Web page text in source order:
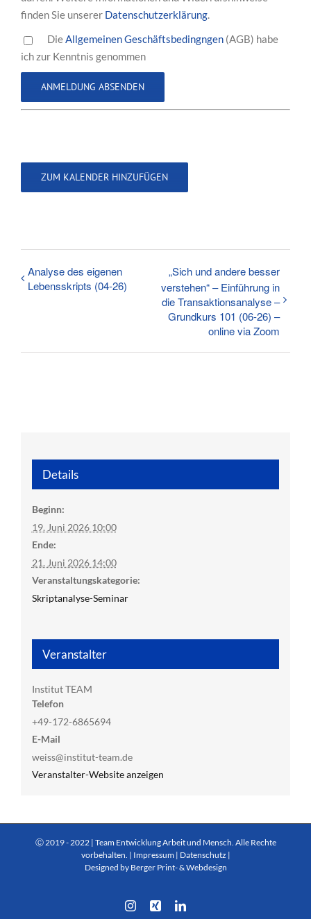
finden Sie unserer Datenschutzerklärung.
DieAllgemeinen Geschäftsbedingngen (AGB) habe
ich zur Kenntnis genommen
ZUM KALENDER HINZUFÜGEN
Analyse des eigenen
Lebensskripts (04-26)
„Sich und andere besser
verstehen“ – Einführung in
die Transaktionsanalyse –
Grundkurs 101 (06-26) –
online via Zoom
Details
Beginn:
19. Juni 2026 10:00
Ende:
21. Juni 2026 14:00
Veranstaltungskategorie:
Skriptanalyse-Seminar
Veranstalter
Institut TEAM
Telefon
+49-172-6865694
E-Mail
weiss@institut-team.de
Veranstalter-Website anzeigen
Ⓒ 2019 - 2022 | Team Entwicklung Arbeit und Mensch. Alle Rechte
vorbehalten. | Impressum| Datenschutz |
Designed by Berger Print- & Webdesign
Instagram
Xing LinkedIn